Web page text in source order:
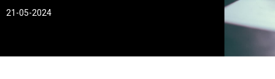
21-05-2024